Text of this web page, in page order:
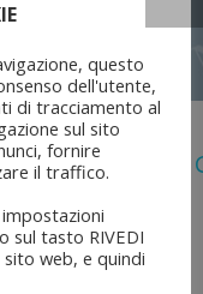
137 “delega
questo
dell'utente,
di tracciamento al
sul sito
fornire
il traffico.
sul tasto RIVEDI
sito web, e quindi